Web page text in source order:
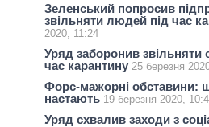
Зеленський попросив
звільняти людей під час
2020, 11:24
Уряд заборонив звільняти
час карантину 25 березня
Форс-мажорні обставини:
настають 19 березня 2020,
Уряд схвалив заходи з